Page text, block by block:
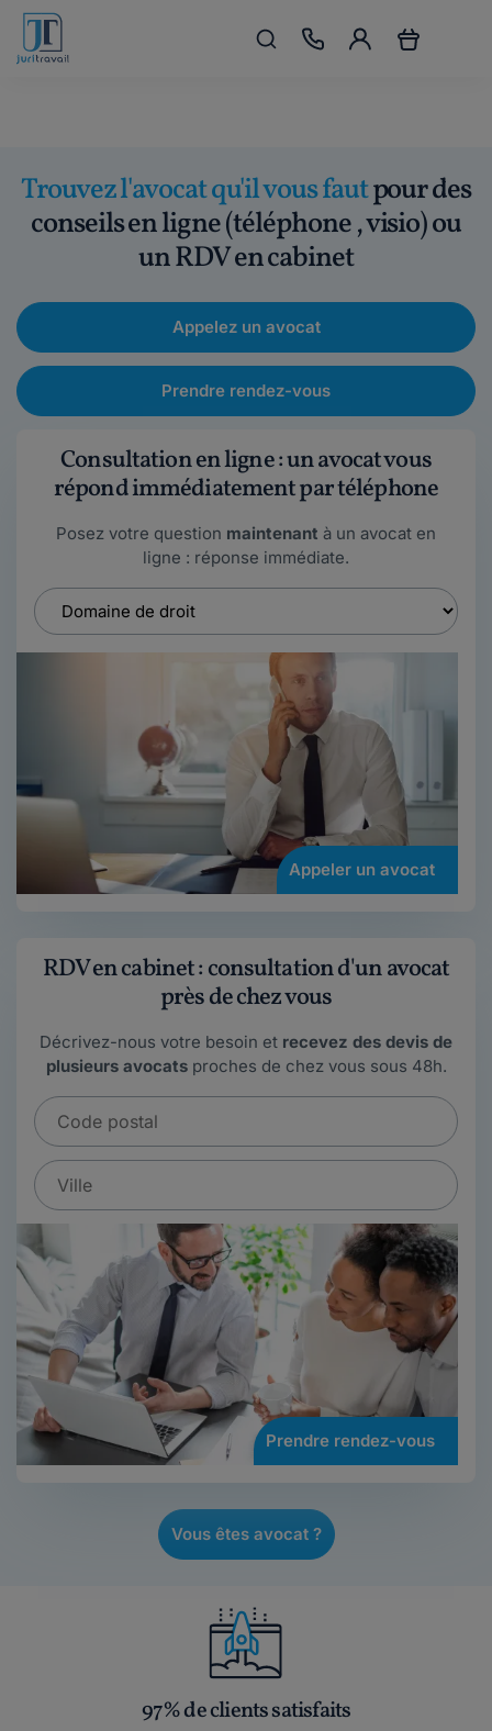
Trouvez l'avocat qu'il vous fautpour des
conseils en ligne (téléphone , visio) ou
un RDV en cabinet
Appelez un avocat
Prendre rendez-vous
Consultation en ligne : un avocat vous
répond immédiatement par téléphone
Posez votre question maintenant à un avocat en
ligne : réponse immédiate.
Appeler un avocat
RDV en cabinet : consultation d'un avocat
près de chez vous
Décrivez-nous votre besoin et recevez des devis de
plusieurs avocatsproches de chez vous sous 48h.
Prendre rendez-vous
Vous êtes avocat ?
97% de clients satisfaits